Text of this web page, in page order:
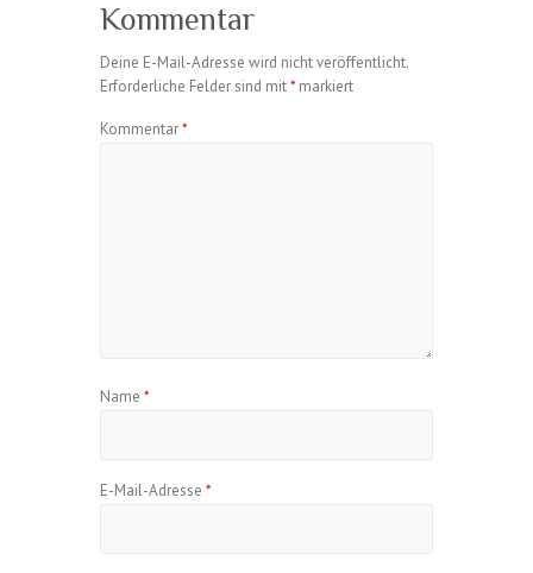
Kommentar
Deine E-Mail-Adresse wird nicht veröffentlicht.
Erforderliche Felder sind mit* markiert
Kommentar*
Name *
E-Mail-Adresse *